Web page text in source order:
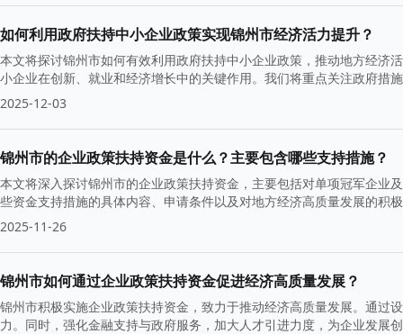
如何利用政府扶持中小企业政策实现锦州市经济活力提升？
本文将探讨锦州市如何有效利用政府扶持中小企业政策，推动地方经济
小企业在创新、就业和经济增长中的关键作用。我们将重点关注政府措
路。
2025-12-03
锦州市的企业政策扶持资金是什么？主要包含哪些支持措施？
本文将深入探讨锦州市的企业政策扶持资金，主要包括对单项冠军企业
些资金支持措施的具体内容、申请条件以及对地方经济高质量发展的积
2025-11-26
锦州市如何通过企业政策扶持资金促进经济高质量发展？
锦州市积极实施企业政策扶持资金，致力于推动经济高质量发展。通过
力。同时，强化金融支持与政府服务，加大人才引进力度，为企业发展